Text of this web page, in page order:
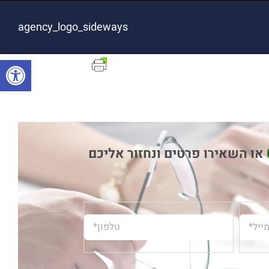
פתח
agency_logo_sideways
או השאירו פרטים ונחזור אליכם